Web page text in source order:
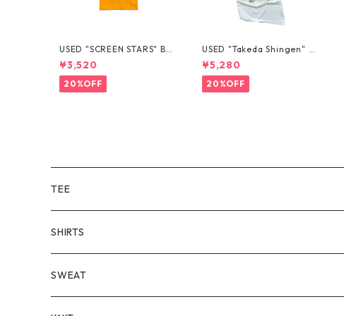
USED "SCREEN STARS" BL
ANK TEE
¥3,520
20%OFF
USED "Takeda Shingen" T
EE
¥5,280
20%OFF
TEE
SHORT SLEEVE
LONG SLEEVE
SHIRTS
SHORT SLEEVE
SWEAT